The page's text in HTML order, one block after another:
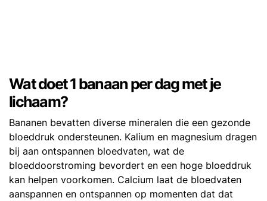
Wat doet 1 banaan per dag met je
lichaam?
Bananen bevatten diverse mineralen die een gezonde
bloeddruk ondersteunen. Kalium en magnesium dragen
bij aan ontspannen bloedvaten, wat de
bloeddoorstroming bevordert en een hoge bloeddruk
kan helpen voorkomen. Calcium laat de bloedvaten
aanspannen en ontspannen op momenten dat dat